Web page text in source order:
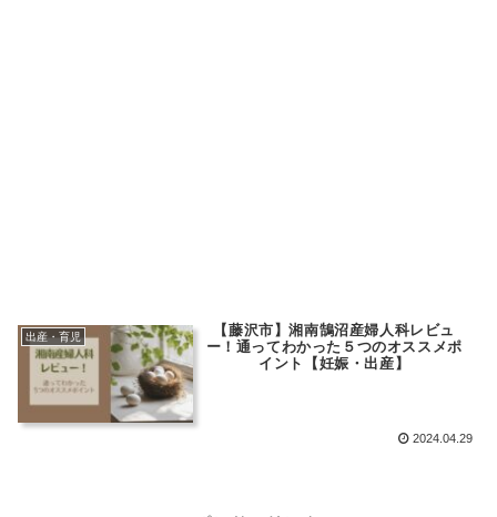
出産・育児
【藤沢市】湘南鵠沼産婦人科レビュ
ー！通ってわかった５つのオススメポ
イント【妊娠・出産】
2024.04.29